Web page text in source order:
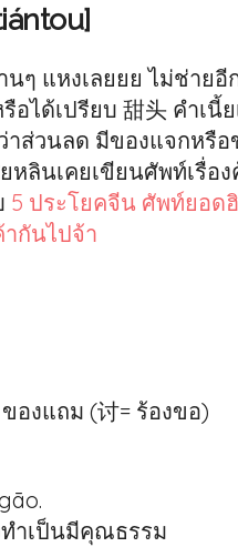
ๆ แหงเลยยย ไม่ช่ายอี
อได้เปรียบ 甜头 คำเนี้
าส่วนลด มีของแจกหรื
ลินเคยเขียนศัพท์เรื่อง
5 ประโยคจีน ศัพท์ยอด
กันไปจ้า
งแถม (讨= ร้องขอ)
ำเป็นมีคุณธรรม